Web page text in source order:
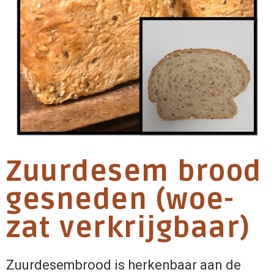
Zuurdesem brood
gesneden (woe-
zat verkrijgbaar)
Zuurdesembrood is herkenbaar aan de